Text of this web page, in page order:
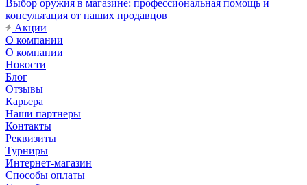
Выбор оружия в магазине: профессиональная помощь и
консультация от наших продавцов
Акции
О компании
О компании
Новости
Блог
Отзывы
Карьера
Наши партнеры
Контакты
Реквизиты
Турниры
Интернет-магазин
Способы оплаты